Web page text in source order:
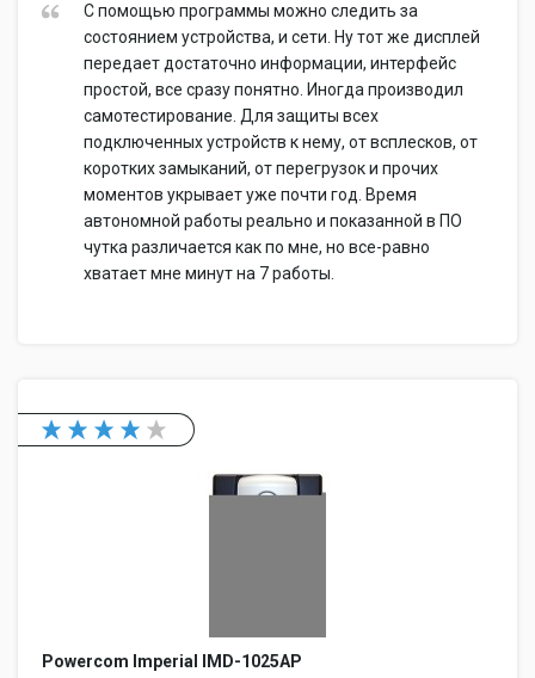
С помощью программы можно следить за
состоянием устройства, и сети. Ну тот же дисплей
передает достаточно информации, интерфейс
простой, все сразу понятно. Иногда производил
самотестирование. Для защиты всех
подключенных устройств к нему, от всплесков, от
коротких замыканий, от перегрузок и прочих
моментов укрывает уже почти год. Время
автономной работы реально и показанной в ПО
чутка различается как по мне, но все-равно
хватает мне минут на 7 работы.
Powercom Imperial IMD-1025AP